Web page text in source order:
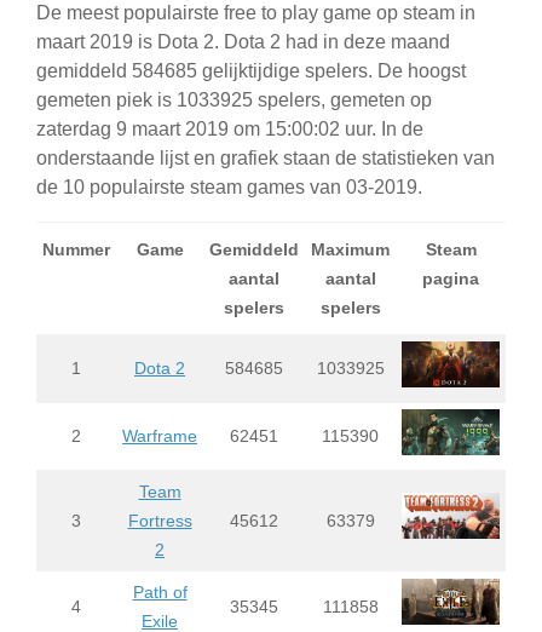
De meest populairste free to play game op steam in
maart 2019 is Dota 2. Dota 2 had in deze maand
gemiddeld 584685 gelijktijdige spelers. De hoogst
gemeten piek is 1033925 spelers, gemeten op
zaterdag 9 maart 2019 om 15:00:02 uur. In de
onderstaande lijst en grafiek staan de statistieken van
de 10 populairste steam games van 03-2019.
Nummer Game
Gemiddeld
aantal
spelers
Maximum
aantal
spelers
Steam
pagina
1 Dota 2 584685 1033925
2 Warframe 62451 115390
3
Team
Fortress
2
45612 63379
4
Path of
Exile
35345 111858